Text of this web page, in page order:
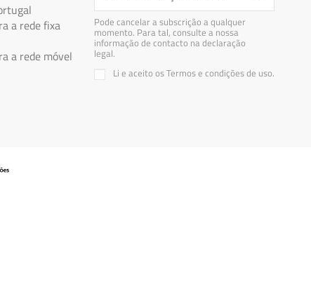
a rede fixa
a rede móvel
Pode cancelar a subscrição a qualquer
momento. Para tal, consulte a nossa
informação de contacto na declaração
legal.
Li e aceito os Termos e condições de uso.